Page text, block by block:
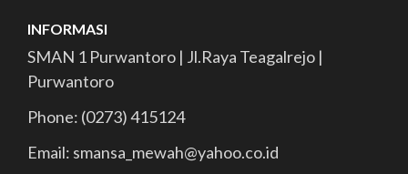
INFORMASI
SMAN 1 Purwantoro | Jl.Raya Teagalrejo |
Purwantoro
Phone: (0273) 415124
Email: smansa_mewah@yahoo.co.id